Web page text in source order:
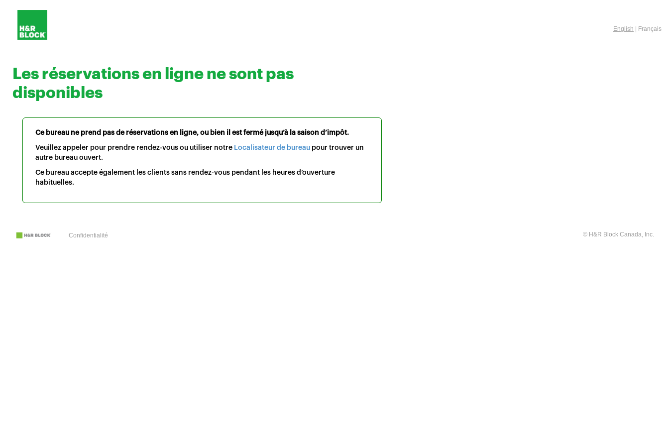
English | Français
Les réservations en ligne ne sont pas
disponibles
Ce bureau ne prend pas de réservations en ligne, ou bien il est fermé jusqu’à la saison d’impôt.
Veuillez appeler pour prendre rendez-vous ou utiliser notre Localisateur de bureau pour trouver un
autre bureau ouvert.
Ce bureau accepte également les clients sans rendez-vous pendant les heures d’ouverture
habituelles.
Confidentialité © H&R Block Canada, Inc.